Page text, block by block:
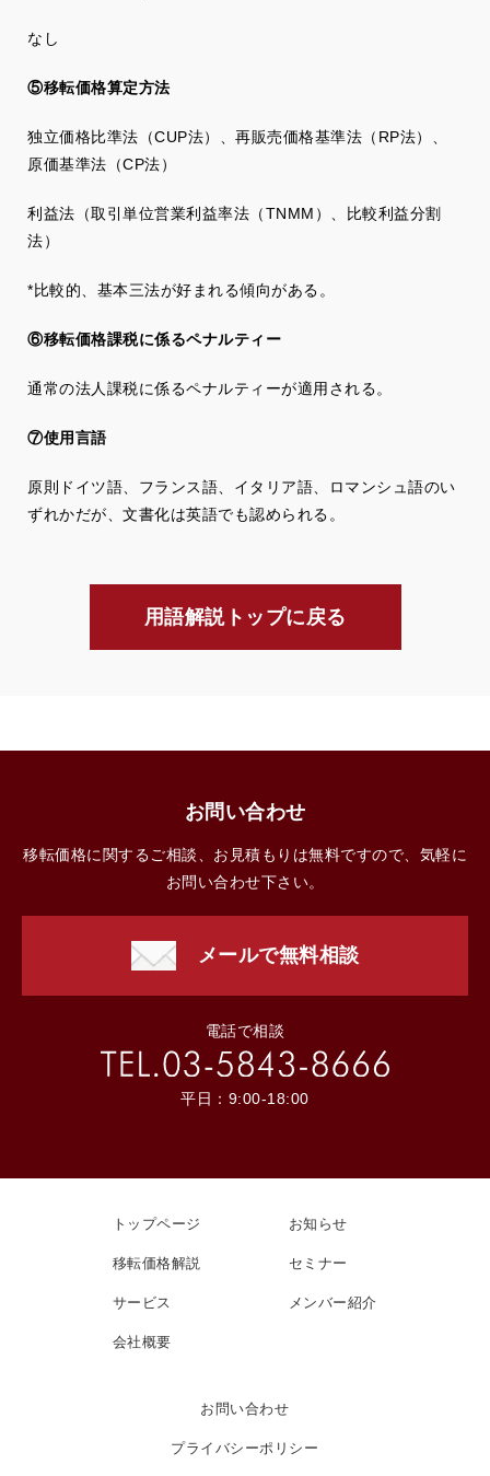
なし
⑤移転価格算定方法
独立価格比準法（CUP法）、再販売価格基準法（RP法）、
原価基準法（CP法）
利益法（取引単位営業利益率法（TNMM）、比較利益分割
法）
*比較的、基本三法が好まれる傾向がある。
⑥移転価格課税に係るペナルティー
通常の法人課税に係るペナルティーが適用される。
⑦使用言語
原則ドイツ語、フランス語、イタリア語、ロマンシュ語のい
ずれかだが、文書化は英語でも認められる。
用語解説トップに戻る
お問い合わせ
移転価格に関するご相談、お見積もりは無料ですので、気軽に
お問い合わせ下さい。
メールで無料相談
電話で相談
平日：9:00-18:00
トップページ
移転価格解説
サービス
会社概要
お知らせ
セミナー
メンバー紹介
お問い合わせ
プライバシーポリシー